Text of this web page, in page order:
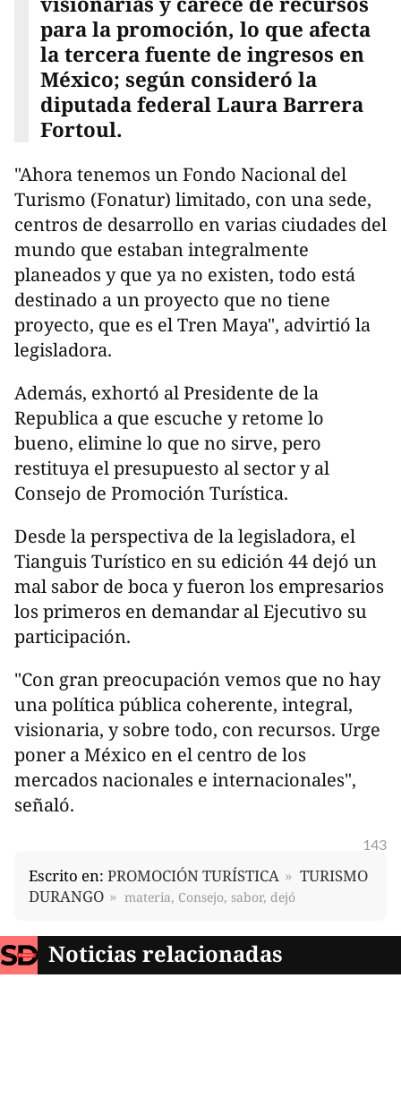
para la promoción, lo que afecta
la tercera fuente de ingresos en
México; según consideró la
diputada federal Laura Barrera
Fortoul.
"Ahora tenemos un Fondo Nacional del
Turismo (Fonatur) limitado, con una sede,
centros de desarrollo en varias ciudades del
mundo que estaban integralmente
planeados y que ya no existen, todo está
destinado a un proyecto que no tiene
proyecto, que es el Tren Maya", advirtió la
legisladora.
Además, exhortó al Presidente de la
Republica a que escuche y retome lo
bueno, elimine lo que no sirve, pero
restituya el presupuesto al sector y al
Consejo de Promoción Turística.
Desde la perspectiva de la legisladora, el
Tianguis Turístico en su edición 44 dejó un
mal sabor de boca y fueron los empresarios
los primeros en demandar al Ejecutivo su
participación.
"Con gran preocupación vemos que no hay
una política pública coherente, integral,
visionaria, y sobre todo, con recursos. Urge
poner a México en el centro de los
mercados nacionales e internacionales",
señaló.
143
Escrito en: PROMOCIÓN TURÍSTICA
TURISMO
DURANGO
materia, Consejo, sabor, dejó
Noticias relacionadas